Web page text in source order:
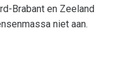
Brabant en Zeeland
niet aan.